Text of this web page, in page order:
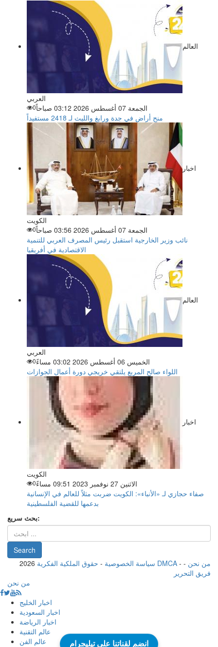
العالم
العربي
الجمعة 07 أغسطس 2026 03:12 صباحاً
0
منح أراضٍ في جدة ورابغ والليث لـ 2418 مستفيداً
اخبار
الكويت
الجمعة 07 أغسطس 2026 03:56 صباحاً
0
نائب وزير الخارجية استقبل رئيس المصرف العربي للتنمية
الاقتصادية في أفريقيا
العالم
العربي
الخميس 06 أغسطس 2026 03:02 مساءً
0
اللواء صالح المربع يلتقي خريجي دورة أعمال الجوازات
اخبار
الكويت
الاثنين 27 نوفمبر 2023 09:51 مساءً
0
صفاء حجازي لـ «الأنباء»: الكويت ضربت مثلاً للعالم في الإنسانية
بدعمها للقضية الفلسطينية
بحث سريع:
2026 سياسة الخصوصية - حقوق الملكية الفكرية DMCA - من نحن -
فريق التحرير
من نحن
اخبار الخليج
اخبار السعودية
اخبار الرياضة
عالم التقنية
عالم الفن
انضم لقناتنا على تيليجرام